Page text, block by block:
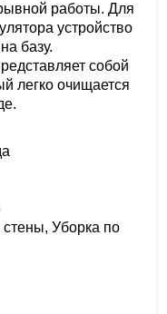
работы. Для
устройство
базу.
собой
легко очищается
Уборка по